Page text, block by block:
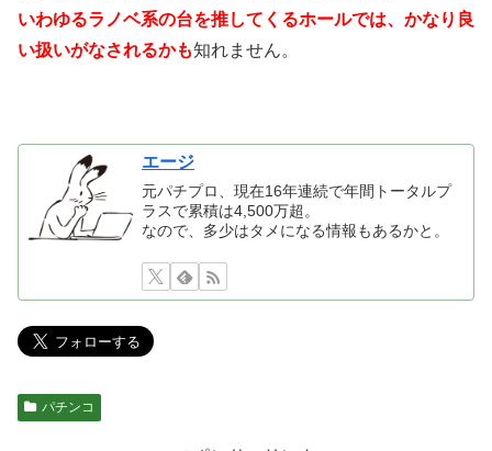
いわゆるラノベ系の台を推してくるホールでは、かなり良
い扱いがなされるかも知れません。
エージ
元パチプロ、現在16年連続で年間トータルプ
ラスで累積は4,500万超。
なので、多少はタメになる情報もあるかと。
パチンコ